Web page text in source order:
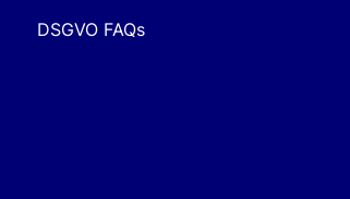
DSGVO FAQs